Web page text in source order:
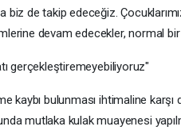
biz de takip edeceğiz.
devam edecekler, normal
gerçekleştiremeyebiliyoruz"
kaybı bulunması ihtimaline karşı
mutlaka kulak muayenesi